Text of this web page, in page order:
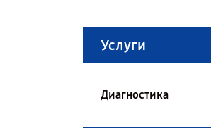
Услуги
Диагностика